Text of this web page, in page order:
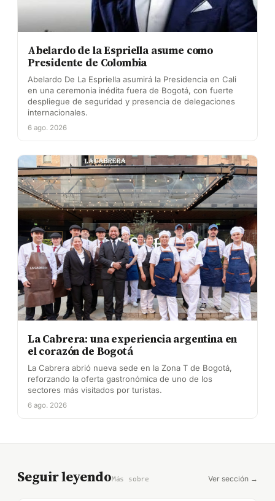
Abelardo de la Espriella asume como
Presidente de Colombia
Abelardo De La Espriella asumirá la Presidencia en Cali
en una ceremonia inédita fuera de Bogotá, con fuerte
despliegue de seguridad y presencia de delegaciones
internacionales.
6 ago. 2026
La Cabrera: una experiencia argentina en
el corazón de Bogotá
La Cabrera abrió nueva sede en la Zona T de Bogotá,
reforzando la oferta gastronómica de uno de los
sectores más visitados por turistas.
6 ago. 2026
Seguir leyendoMás sobre Ver sección →